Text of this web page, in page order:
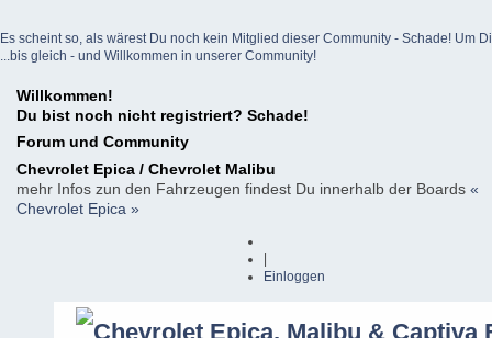
Es scheint so, als wärest Du noch kein Mitglied dieser Community - Schade! Um
...bis gleich - und Willkommen in unserer Community!
Willkommen!
Du bist noch nicht registriert? Schade!
Forum und Community
Chevrolet Epica / Chevrolet Malibu
mehr Infos zun den Fahrzeugen findest Du innerhalb der Boards «
Chevrolet Epica »
Einloggen